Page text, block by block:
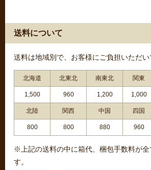
送料について
送料は地域別で、お客様にご負担いただい
北海道 北東北 南東北 関東
1,500 960 1,200 1,000
北陸 関西 中国 四国
800 800 880 960
※上記の送料の中に箱代、梱包手数料が全
す。